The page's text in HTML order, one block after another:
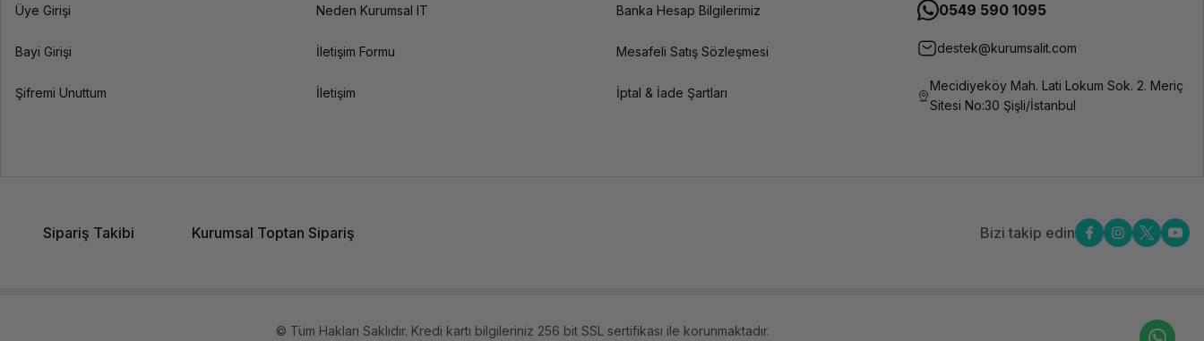
Üye Girişi
Bayi Girişi
Şifremi Unuttum
Neden Kurumsal IT
İletişim Formu
İletişim
Banka Hesap Bilgilerimiz
Mesafeli Satış Sözleşmesi
İptal & İade Şartları
0549 590 1095
destek@kurumsalit.com
Mecidiyeköy Mah. Lati Lokum Sok. 2. Meriç
Sitesi No:30 Şişli/İstanbul
Sipariş Takibi Kurumsal Toptan Sipariş Bizi takip edin
© Tüm Hakları Saklıdır. Kredi kartı bilgileriniz 256 bit SSL sertifikası ile korunmaktadır.